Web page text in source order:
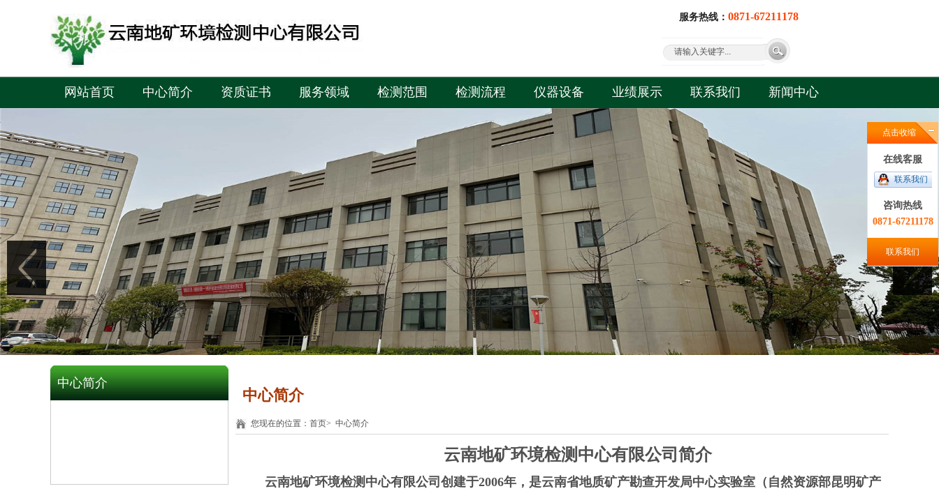
点击收缩
在线客服
联系我们
咨询热线
0871-67211178
联系我们
服务热线： 0871-67211178
网站首页 中心简介 资质证书 服务领域 检测范围 检测流程 仪器设备 业绩展示 联系我们 新闻中心
中心简介
中心简介
您现在的位置： 首页> 中心简介
云南地矿环境检测中心有限公司简介
云南地矿环境检测中心有限公司创建于2006年，是云南省地质矿产勘查开发局中心实验室（自然资源部昆明矿产